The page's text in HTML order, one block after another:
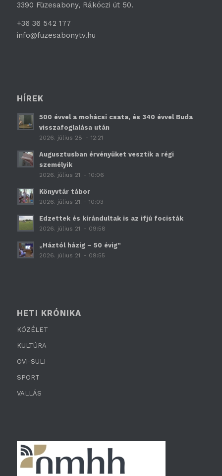
3390 Füzesabony, Rákóczi út 50.
+36 36 542 177
info@fuzesabonytv.hu
HÍREK
500 évvel a mohácsi csata, és 340 évvel Buda
visszafoglalása után
2026. július 28. - 12:21
Augusztusban érvényüket vesztik a régi
személyik
2026. július 21. - 10:06
Könyvtár tábor
2026. július 21. - 10:03
Edzettek és kirándultak is az ifjú focisták
2026. július 21. - 09:58
„Háztól házig – 50 évig”
2026. július 21. - 09:55
HETI KRÓNIKA
KÖZÉLET
KULTÚRA
OVI-SULI
SPORT
VALLÁS